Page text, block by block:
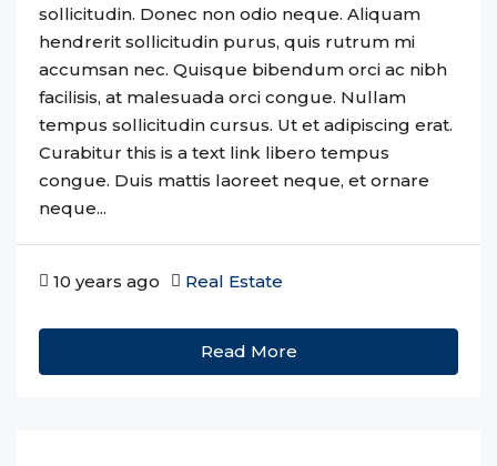
sollicitudin. Donec non odio neque. Aliquam
hendrerit sollicitudin purus, quis rutrum mi
accumsan nec. Quisque bibendum orci ac nibh
facilisis, at malesuada orci congue. Nullam
tempus sollicitudin cursus. Ut et adipiscing erat.
Curabitur this is a text link libero tempus
congue. Duis mattis laoreet neque, et ornare
neque...
10 years ago Real Estate
Read More